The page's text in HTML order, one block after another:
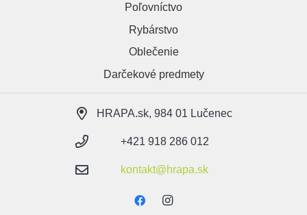
Poľovníctvo
Rybárstvo
Oblečenie
Darčekové predmety
HRAPA.sk, 984 01 Lučenec
+421 918 286 012
kontakt@hrapa.sk